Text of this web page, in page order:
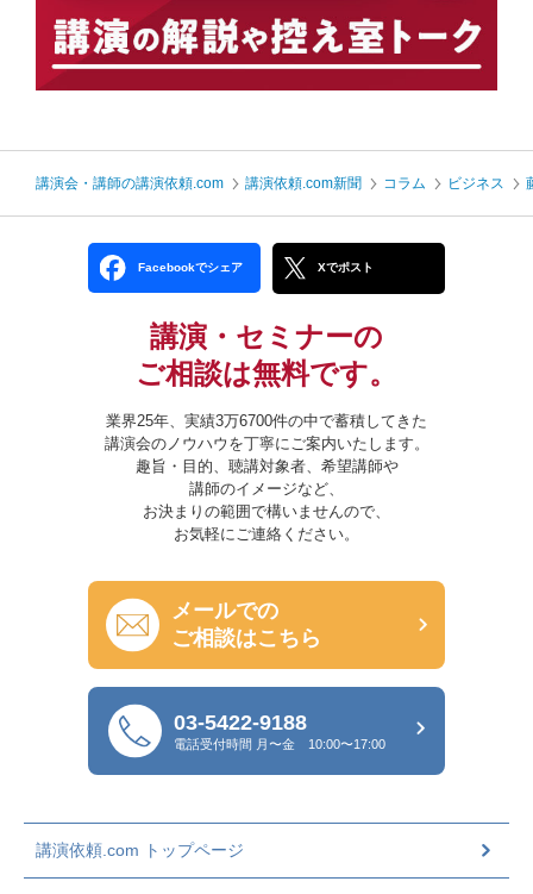
講演会・講師の講演依頼.com 講演依頼.com新聞 コラム ビジネス
Facebookでシェア Xでポスト
講演・セミナーの
ご相談は無料です。
業界25年、実績3万6700件の中で蓄積してきた
講演会のノウハウを丁寧にご案内いたします。
趣旨・目的、聴講対象者、希望講師や
講師のイメージなど、
お決まりの範囲で構いませんので、
お気軽にご連絡ください。
メールでの
ご相談はこちら
03-5422-9188
電話受付時間 月〜金 10:00〜17:00
講演依頼.com トップページ